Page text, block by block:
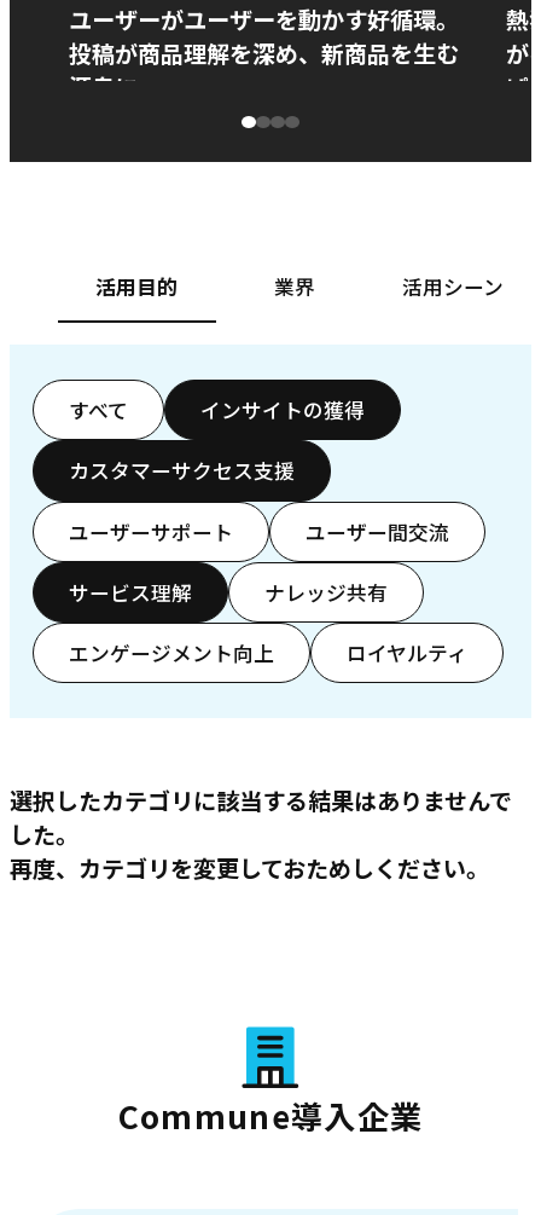
ユーザーがユーザーを動かす好循環。
投稿が商品理解を深め、新商品を生む
源泉に
熱
が
ぱ
活用目的 業界 活用シーン
すべて インサイトの獲得
カスタマーサクセス支援
ユーザーサポート ユーザー間交流
サービス理解 ナレッジ共有
エンゲージメント向上 ロイヤルティ
選択したカテゴリに該当する結果はありませんで
した。
再度、カテゴリを変更しておためしください。
Commune導入企業